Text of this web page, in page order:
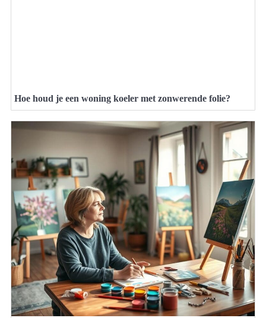
Hoe houd je een woning koeler met zonwerende folie?